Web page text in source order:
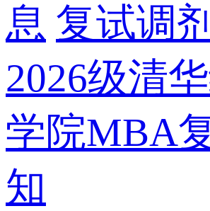
息 复试调
2026级清
学院MBA
知